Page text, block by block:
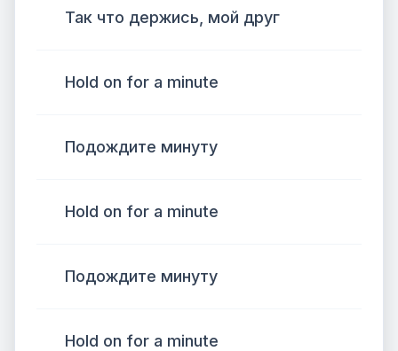
Так что держись, мой друг
Hold on for a minute
Подождите минуту
Hold on for a minute
Подождите минуту
Hold on for a minute